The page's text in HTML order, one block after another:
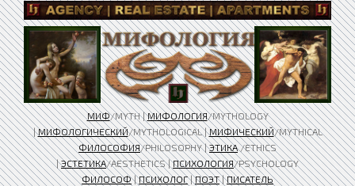
МИФ/MYTH |МИФОЛОГИЯ/MYTHOLOGY
|МИФОЛОГИЧЕСКИЙ/MYTHOLOGICAL |МИФИЧЕСКИЙ/MYTHICAL
ФИЛОСОФИЯ/PHILOSOPHY |ЭТИКА/ETHICS
|ЭСТЕТИКА/AESTHETICS |ПСИХОЛОГИЯ/PSYCHOLOGY
ФИЛОСОФ|ПСИХОЛОГ|ПОЭТ|ПИСАТЕЛЬ